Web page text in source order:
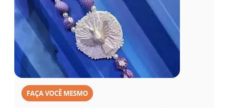
FAÇA VOCÊ MESMO